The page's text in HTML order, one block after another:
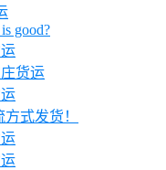
good?
货运
式发货！